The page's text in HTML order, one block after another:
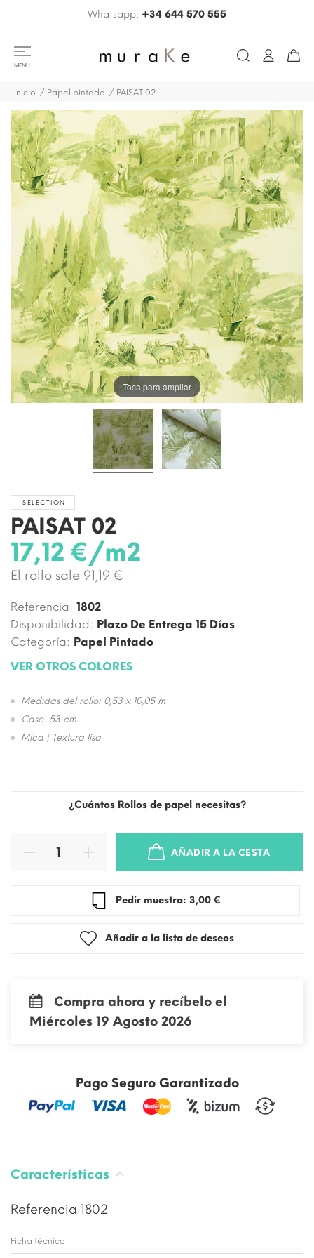
Whatsapp: +34 644 570 555
MENU
Inicio Papel pintado PAISAT 02
Toca para ampliar
SELECTION
PAISAT 02
17,12 €/m2
El rollo sale 91,19 €
Referencia: 1802
Disponibilidad: Plazo De Entrega 15 Días
Categoría: Papel Pintado
VER OTROS COLORES
Medidas del rollo: 0,53 x 10,05 m
Case: 53 cm
Mica | Textura lisa
¿Cuántos Rollos de papel necesitas?
AÑADIR A LA CESTA
Pedir muestra: 3,00 €
Añadir a la lista de deseos
Compra ahora y recíbelo el
Miércoles 19 Agosto 2026
Pago Seguro Garantizado
Características
Referencia 1802
Ficha técnica